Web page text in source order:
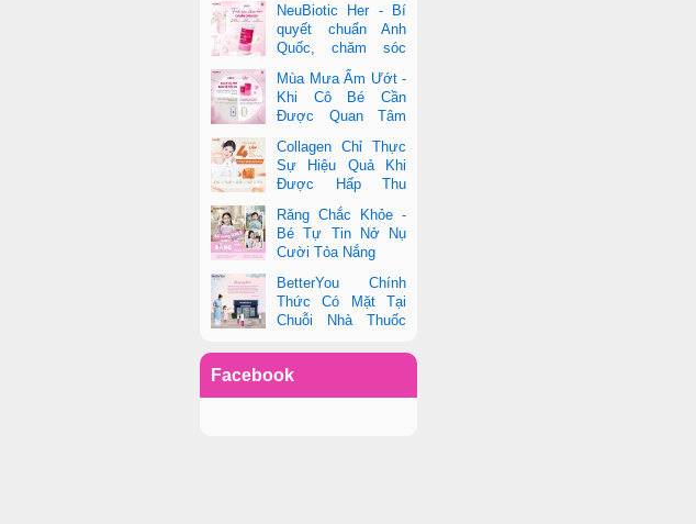
Anh Quốc
NeuBiotic Her - Bí
quyết chuẩn Anh
Quốc, chăm sóc
toàn diện sức khỏe
phụ nữ hiện đạiMùa Mưa Ẩm Ướt -
Khi Cô Bé Cần
Được Quan Tâm
Collagen Chỉ Thực
Sự Hiệu Quả Khi
Được Hấp Thu
Zooki Chính Là Chìa Khóa
Răng Chắc Khỏe -
Bé Tự Tin Nở Nụ
Cười Tỏa Nắng
BetterYou Chính
Thức Có Mặt Tại
Chuỗi Nhà Thuốc
Facebook